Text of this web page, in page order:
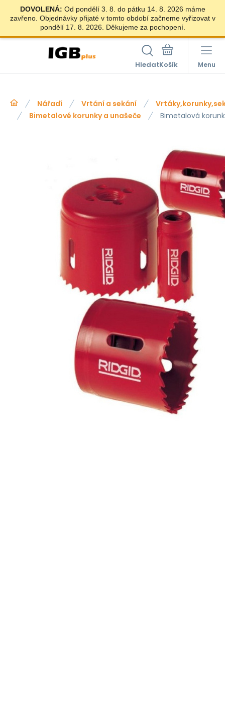
DOVOLENÁ: Od pondělí 3. 8. do pátku 14. 8. 2026 máme
zavřeno. Objednávky přijaté v tomto období začneme vyřizovat v
pondělí 17. 8. 2026. Děkujeme za pochopení.
Hledat Menu
Nářadí Vrtání a sekání
Bimetalové korunky a unašeče
Bimetalová